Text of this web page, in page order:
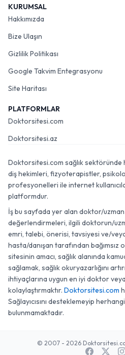
KURUMSAL
Hakkımızda
Bize Ulaşın
Gizlilik Politikası
Google Takvim Entegrasyonu
Site Haritası
PLATFORMLAR
Doktorsitesi.com
Doktorsitesi.az
Doktorsitesi.com sağlık sektöründe
diş hekimleri, fizyoterapistler,
profesyonelleri ile internet
platformdur.
İş bu sayfada yer alan doktor/uzman
değerlendirmeleri, ilgili doktorun/
emri, talebi, önerisi, tavsiyesi ve/veya
hasta/danışan tarafından bağımsız
sitesinin amacı, sağlık alanında
sağlamak, sağlık okuryazarlığını
ihtiyaçlarına uygun en iyi doktor veya
kolaylaştırmaktır. Doktorsitesi.com
Sağlayıcısını desteklemeyip
bulunmamaktadır.
© 2007 - 2026